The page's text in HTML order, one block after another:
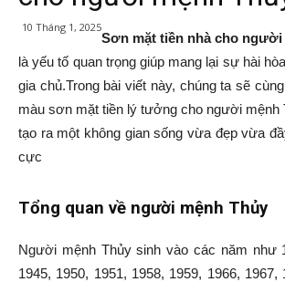
10 Tháng 1, 2025
Sơn mặt tiền nhà cho người
là yếu tố quan trọng giúp mang lại sự hài
gia chủ.Trong bài viết này, chúng ta sẽ
màu sơn mặt tiền lý tưởng cho người mệnh
tạo ra một không gian sống vừa đẹp vừa
cực
Tổng quan về người mệnh Thủy
Người mệnh Thủy sinh vào các năm như
1945, 1950, 1951, 1958, 1959, 1966, 1967,